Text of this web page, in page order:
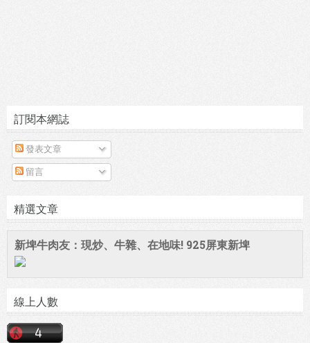
訂閱本網誌
發表文章
留言
精選文章
新埤牛肉友：現炒、牛雜、在地味! 925屏東新埤
線上人數